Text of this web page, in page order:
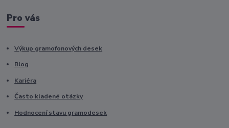
Pro vás
Výkup gramofonových desek
Blog
Kariéra
Často kladené otázky
Hodnocení stavu gramodesek